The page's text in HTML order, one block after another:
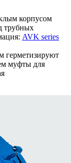
корпусом
трубных
AVK series
герметизируют
муфты для